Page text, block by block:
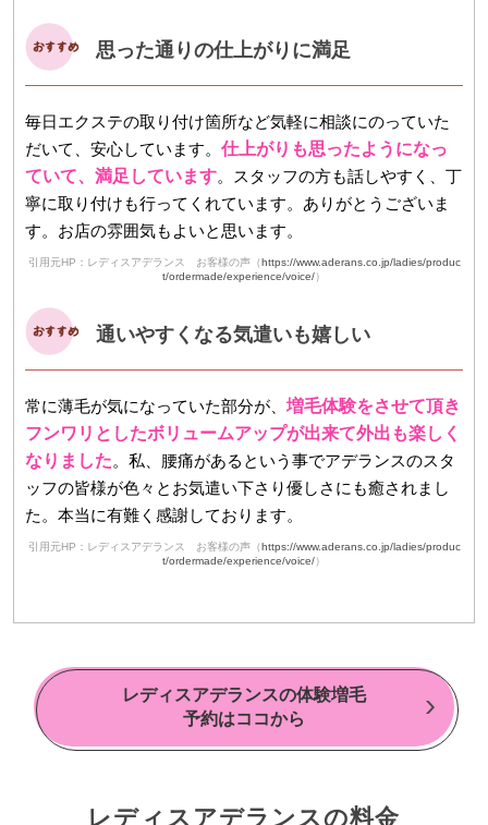
思った通りの仕上がりに満足
毎日エクステの取り付け箇所など気軽に相談にのっていた
だいて、安心しています。 仕上がりも思ったようになっ
ていて、満足しています。スタッフの方も話しやすく、丁
寧に取り付けも行ってくれています。ありがとうございま
す。お店の雰囲気もよいと思います。
引用元HP：レディスアデランス お客様の声（https://www.aderans.co.jp/ladies/produc
t/ordermade/experience/voice/）
通いやすくなる気遣いも嬉しい
常に薄毛が気になっていた部分が、 増毛体験をさせて頂き
フンワリとしたボリュームアップが出来て外出も楽しく
なりました。私、腰痛があるという事でアデランスのスタ
ッフの皆様が色々とお気遣い下さり優しさにも癒されまし
た。本当に有難く感謝しております。
引用元HP：レディスアデランス お客様の声（https://www.aderans.co.jp/ladies/produc
t/ordermade/experience/voice/）
レディスアデランスの体験増毛
予約はココから
レディスアデランスの料金